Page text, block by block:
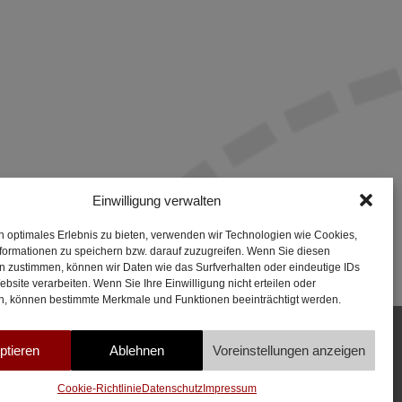
Einwilligung verwalten
optimales Erlebnis zu bieten, verwenden wir Technologien wie Cookies,
zu speichern bzw. darauf zuzugreifen. Wenn Sie diesen
zustimmen, können wir Daten wie das Surfverhalten oder eindeutige IDs
verarbeiten. Wenn Sie Ihre Einwilligung nicht erteilen oder
können bestimmte Merkmale und Funktionen beeinträchtigt werden.
Ablehnen Voreinstellungen anzeigen
Cookie-Richtlinie DatenschutzImpressum